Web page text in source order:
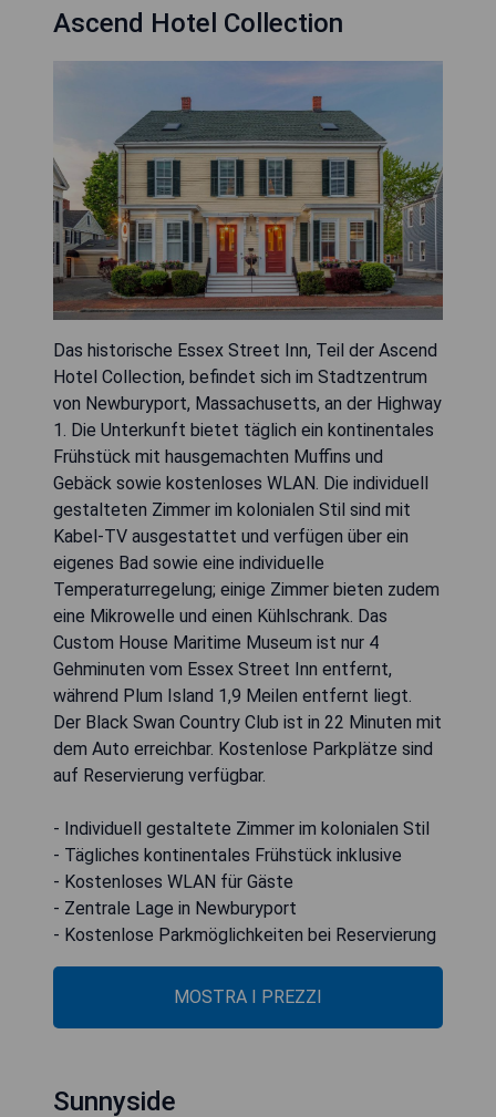
Ascend Hotel Collection
Das historische Essex Street Inn, Teil der Ascend
Hotel Collection, befindet sich im Stadtzentrum
von Newburyport, Massachusetts, an der Highway
1. Die Unterkunft bietet täglich ein kontinentales
Frühstück mit hausgemachten Muffins und
Gebäck sowie kostenloses WLAN. Die individuell
gestalteten Zimmer im kolonialen Stil sind mit
Kabel-TV ausgestattet und verfügen über ein
eigenes Bad sowie eine individuelle
Temperaturregelung; einige Zimmer bieten zudem
eine Mikrowelle und einen Kühlschrank. Das
Custom House Maritime Museum ist nur 4
Gehminuten vom Essex Street Inn entfernt,
während Plum Island 1,9 Meilen entfernt liegt.
Der Black Swan Country Club ist in 22 Minuten mit
dem Auto erreichbar. Kostenlose Parkplätze sind
auf Reservierung verfügbar.
- Individuell gestaltete Zimmer im kolonialen Stil
- Tägliches kontinentales Frühstück inklusive
- Kostenloses WLAN für Gäste
- Zentrale Lage in Newburyport
- Kostenlose Parkmöglichkeiten bei Reservierung
MOSTRA I PREZZI
Sunnyside